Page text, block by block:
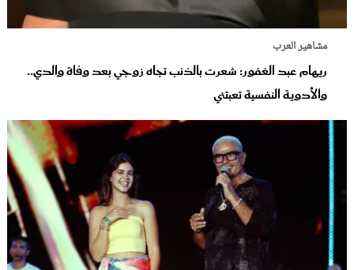
مشاهير العرب
ريهام عبد الغفور: شعرت بالذنب تجاه زوجي بعد وفاة والدي..
والأدوية النفسية تعبتني